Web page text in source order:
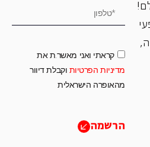
קראתי ואני מאשר.ת את
מדיניות הפרטיות וקבלת דיוור
מהאופרה הישראלית
הרשמה